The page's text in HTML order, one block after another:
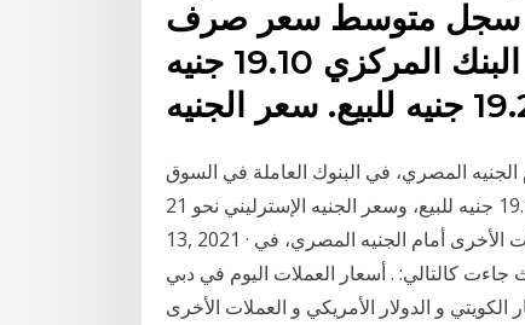
سجل متوسط سعر صرف
اليورو مقابل الجنيه على موقع البنك المركزي 19.10 جنيه
الجنيه المصري، في البنوك العاملة في السوق
المحلية. وبلغ سعر اليورو نحو 18.90 جنيه للشراء، و 19.12 جنيه للبيع، وسعر الجنيه الإسترليني نحو 21 Jan
13, 2021 · ننشر سعر صرف الدولار الأمريكي وباقي أسعار صرف العملات الأخرى أمام الجنيه المصري، في
المصري، اليوم الاربعاء، 13 يناير 2021، حيث جاءت كالتالي: . أسعار العملات اليوم في دبي
الكويتي و الدولار الأمريكي و العملات الأخرى.